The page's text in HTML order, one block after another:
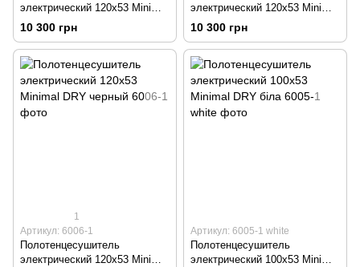
электрический 120х53 Minimal
DRY белая
10 300 грн
электрический 120х53 Minimal
DRY графіт
10 300 грн
1
Артикул: 6006-1
Полотенцесушитель
электрический 120х53 Minimal
Артикул: 6005-1 white
Полотенцесушитель
электрический 100х53 Minimal